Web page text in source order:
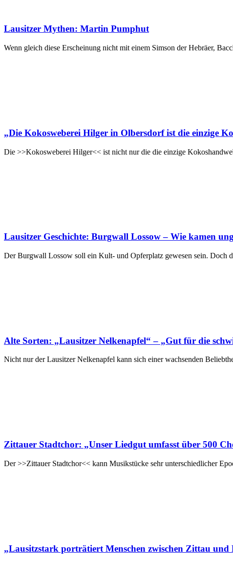
Lausitzer Mythen: Martin Pumphut
Wenn gleich diese Erscheinung nicht mit einem Simson der Hebräer,
„Die Kokosweberei Hilger in Olbersdorf ist die einzige
Die >>Kokosweberei Hilger<< ist nicht nur die die einzige
Lausitzer Geschichte: Burgwall Lossow – Wie kamen
Der Burgwall Lossow soll ein Kult- und Opferplatz gewesen sein. Doch
Alte Sorten: „Lausitzer Nelkenapfel“ – „Gut für die
Nicht nur der Lausitzer Nelkenapfel kann sich einer wachsenden
Zittauer Stadtchor: „Unser Liedgut umfasst über 500
Der >>Zittauer Stadtchor<< kann Musikstücke sehr unterschiedlicher
„Lausitzstark porträtiert Menschen zwischen Zittau und